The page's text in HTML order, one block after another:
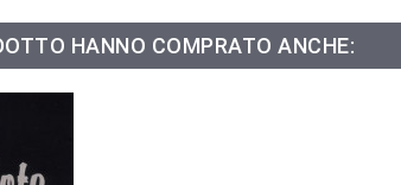
HANNO COMPRATO ANCHE: